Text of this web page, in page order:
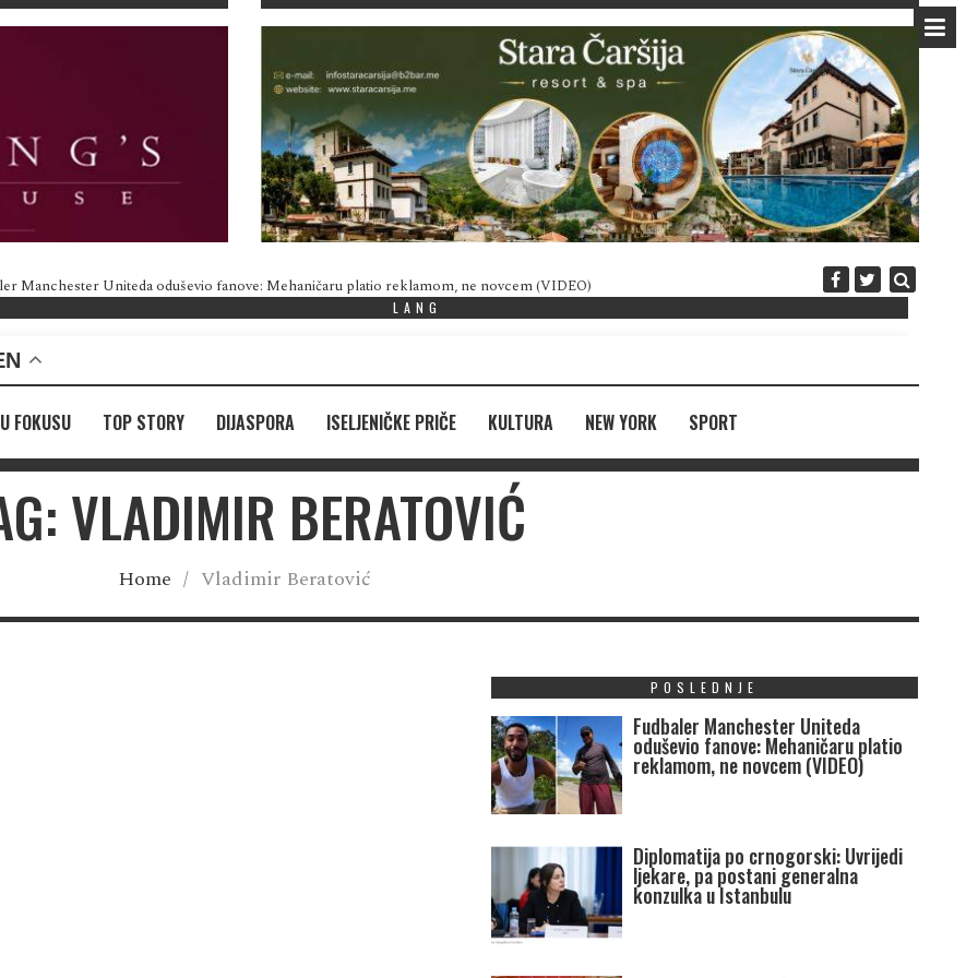
Manchester Uniteda oduševio fanove: Mehaničaru platio reklamom, ne novcem (VIDEO) Diplomatija po
LANG
U FOKUSU TOP STORY DIJASPORA ISELJENIČKE PRIČE KULTURA NEW YORK SPORT
VLADIMIR BERATOVIĆ
Home / Vladimir Beratović
POSLEDNJE
Fudbaler Manchester Uniteda
oduševio fanove: Mehaničaru platio
reklamom, ne novcem (VIDEO)
Diplomatija po crnogorski: Uvrijedi
ljekare, pa postani generalna
konzulka u Istanbulu